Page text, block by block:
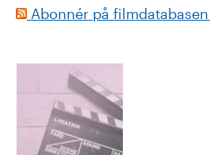
Abonnér på filmdatabasen